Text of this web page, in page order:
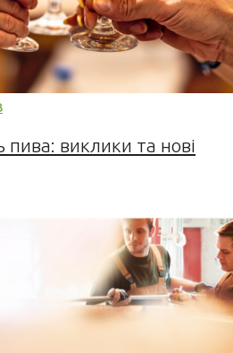
виклики та нові